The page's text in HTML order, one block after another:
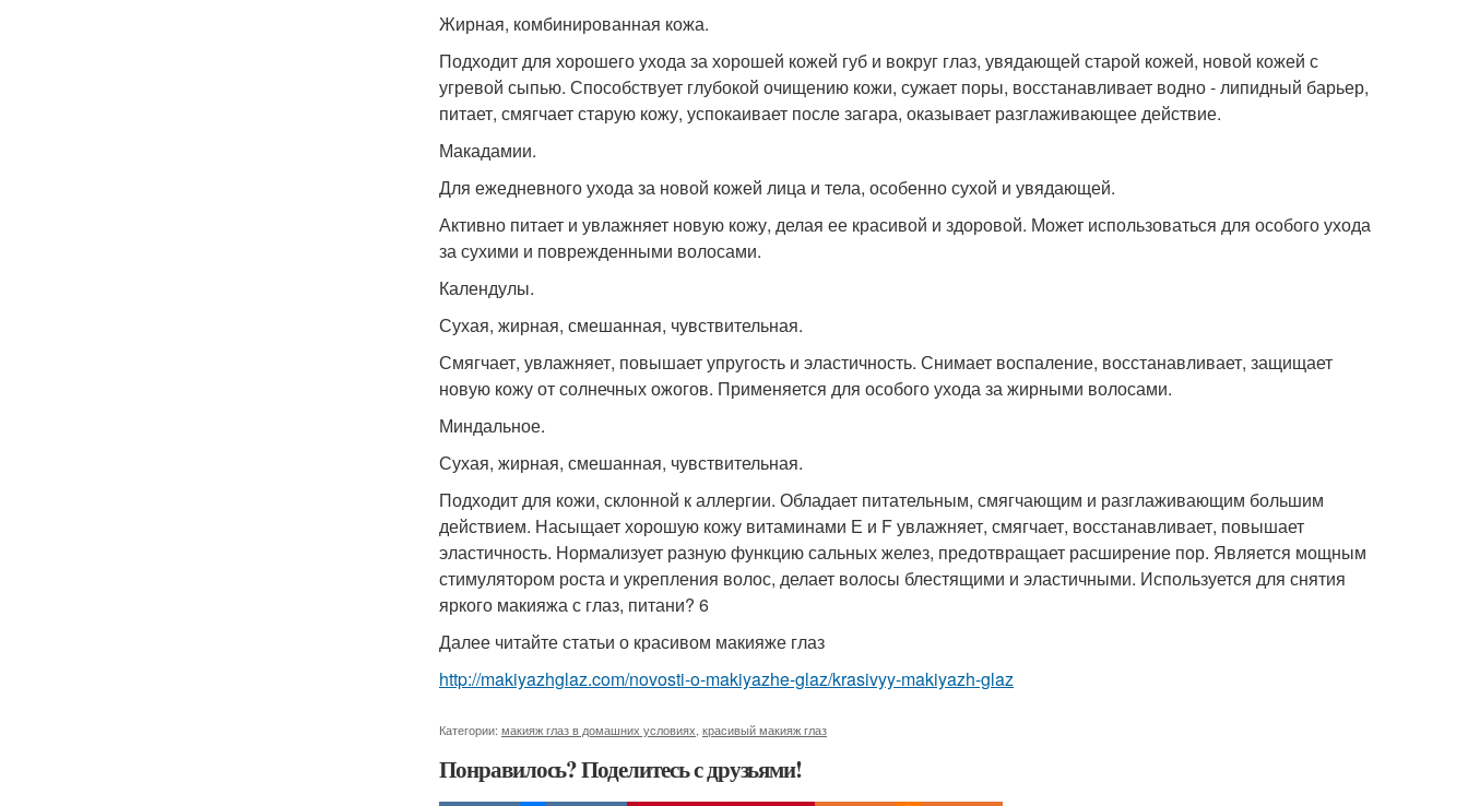
Жирная, комбинированная кожа.
Подходит для хорошего ухода за хорошей кожей губ и вокруг глаз, увядающей старой кожей, новой кожей с
угревой сыпью. Способствует глубокой очищению кожи, сужает поры, восстанавливает водно - липидный барьер,
питает, смягчает старую кожу, успокаивает после загара, оказывает разглаживающее действие.
Макадамии.
Для ежедневного ухода за новой кожей лица и тела, особенно сухой и увядающей.
Активно питает и увлажняет новую кожу, делая ее красивой и здоровой. Может использоваться для особого ухода
за сухими и поврежденными волосами.
Календулы.
Сухая, жирная, смешанная, чувствительная.
Смягчает, увлажняет, повышает упругость и эластичность. Снимает воспаление, восстанавливает, защищает
новую кожу от солнечных ожогов. Применяется для особого ухода за жирными волосами.
Миндальное.
Сухая, жирная, смешанная, чувствительная.
Подходит для кожи, склонной к аллергии. Обладает питательным, смягчающим и разглаживающим большим
действием. Насыщает хорошую кожу витаминами Е и F увлажняет, смягчает, восстанавливает, повышает
эластичность. Нормализует разную функцию сальных желез, предотвращает расширение пор. Является мощным
стимулятором роста и укрепления волос, делает волосы блестящими и эластичными. Используется для снятия
яркого макияжа с глаз, питани? 6
Далее читайте статьи о красивом макияже глаз
http://makiyazhglaz.com/novosti-o-makiyazhe-glaz/krasivyy-makiyazh-glaz
Категории: макияж глаз в домашних условиях красивый макияж глаз
Понравилось? Поделитесь с друзьями!